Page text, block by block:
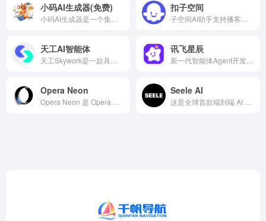
小码AI生成器(免费) 扣子空间
天工AI智能体 讯飞星辰
Opera Neon Seele AI